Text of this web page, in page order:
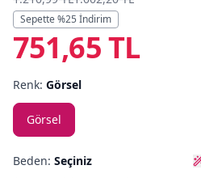
Markalar
Plaj & Mayo
Yazlık Pijama
Sepette %25 İndirim
751,65 TL
Renk: Görsel
Görsel
Beden: Seçiniz